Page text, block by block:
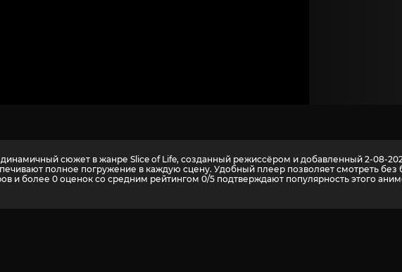
сюжет в жанре Slice of Life, созданный режиссёром и добавленный 2-08-
полное погружение в каждую сцену. Удобный плеер позволяет смотреть без
и более 0 оценок со средним рейтингом 0/5 подтверждают популярность этого